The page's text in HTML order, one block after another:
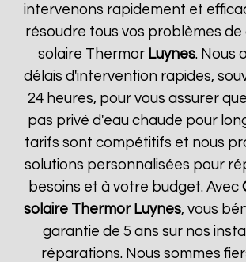
intervenons rapidement et
résoudre tous vos problèmes
solaire Thermor Luynes. Nous
délais d'intervention rapides,
24 heures, pour vous assurer
pas privé d'eau chaude pour
tarifs sont compétitifs et nous
solutions personnalisées pour
besoins et à votre budget. Avec
solaire Thermor Luynes, vous
garantie de 5 ans sur nos
réparations. Nous sommes